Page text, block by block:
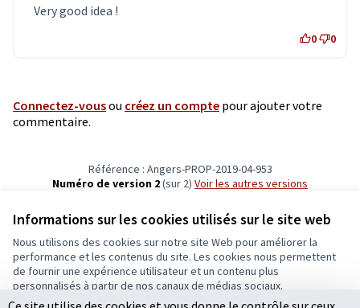
Informations sur les cookies utilisés sur le site web
Nous utilisons des cookies sur notre site Web pour améliorer la
performance et les contenus du site. Les cookies nous permettent
de fournir une expérience utilisateur et un contenu plus
personnalisés à partir de nos canaux de médias sociaux.
Very good idea !
0 0
Connectez-vousou créez un compte pour ajouter votre
commentaire.
Référence : Angers-PROP-2019-04-953
Numéro de version 2(sur 2)
voir les autres versions
Conditions d'utilisation
Paramètres des cookies
Ecrivons Angers sur X
(Lien externe)
Ecrivons Angers sur Facebook
(Lien externe)